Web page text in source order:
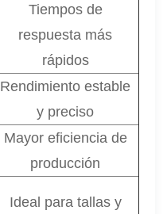
Tiempos de
respuesta más
rápidos
Rendimiento estable
y preciso
Mayor eficiencia de
producción
Ideal para tallas y